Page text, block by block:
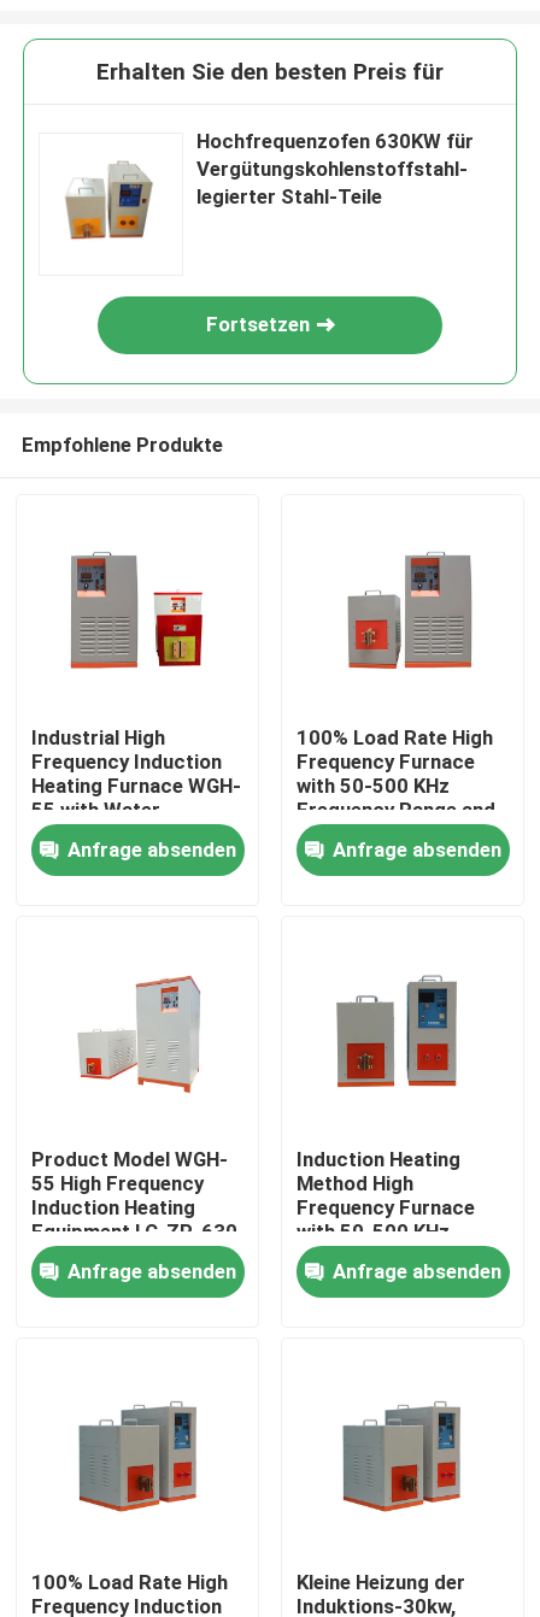
Über uns
Fabrik-Ausflug
Qualitätskontrolle
Treten Sie mit uns in Verbindung
Elektrische Heater Kessel
An der Wand befestigter elektrischer Kessel
Erhalten Sie den besten Preis für
Hochfrequenzofen 630KW für
Vergütungskohlenstoffstahl-
legierter Stahl-Teile
Fortsetzen
Empfohlene Produkte
Industrial High
Frequency Induction
Heating Furnace WGH-
55 with Water
Pressure Alarm
Anfrage absenden
100% Load Rate High
Frequency Furnace
with 50-500 KHz
Frequency Range and
5-100 KW Output
PowerAnfrage absenden
Product Model WGH-
55 High Frequency
Induction Heating
Equipment LC-ZP-630
for Fast and Accurate
HeatingAnfrage absenden
Induction Heating
Method High
Frequency Furnace
with 50-500 KHz
Frequency Range
100% Load Rate
Anfrage absenden
100% Load Rate High
Frequency Induction
Kleine Heizung der
Induktions-30kw,